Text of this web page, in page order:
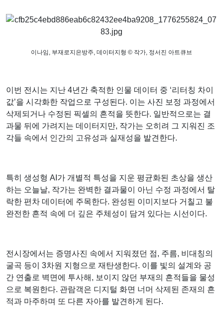
이나임, 부재로지은방주, 데이터지형 © 작가, 정서진 아트큐브
이번 전시는 지난 4년간 축적한 인물 데이터 중 ‘리터칭 차이
값’을 시각화한 작업으로 구성된다. 이는 사진 보정 과정에서
삭제되거나 수정된 픽셀의 흔적을 뜻한다. 일반적으로는 결
과물 뒤에 가려지는 데이터지만, 작가는 오히려 그 지워진 조
각들 속에서 인간의 고유성과 실재성을 발견한다.
특히 생성형 AI가 개별적 특성을 지운 평균화된 초상을 생산
하는 오늘날, 작가는 완벽한 결과물이 아닌 수정 과정에서 탈
락한 편차 데이터에 주목한다. 완성된 이미지보다 거칠고 불
완전한 흔적 속에 더 깊은 주체성이 담겨 있다는 시선이다.
전시장에서는 증명사진 속에서 지워졌던 점, 주름, 비대칭의
굴곡 등이 3차원 지형으로 재탄생한다. 이를 빛의 설계와 공
간 연출로 벽면에 투사해, 보이지 않던 부재의 흔적들을 물성
으로 복원한다. 관람객은 디지털 화면 너머 삭제된 존재의 흔
적과 마주하며 또 다른 자아를 발견하게 된다.